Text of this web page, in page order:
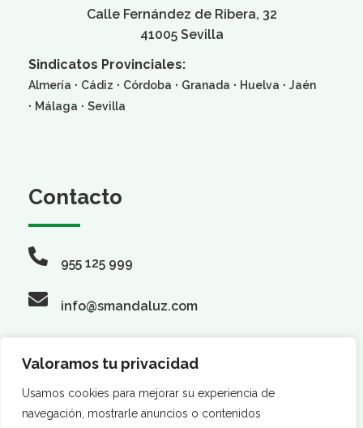
Valoramos tu privacidad
Usamos cookies para mejorar su experiencia de
navegación, mostrarle anuncios o contenidos
Calle Fernández de Ribera, 32
41005 Sevilla
Sindicatos Provinciales:
Almería · Cádiz · Córdoba · Granada · Huelva · Jaén
· Málaga · Sevilla
Contacto
955 125 999
info@smandaluz.com
Síguenos